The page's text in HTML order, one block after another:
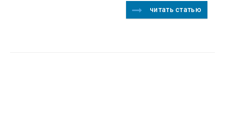
читать статью